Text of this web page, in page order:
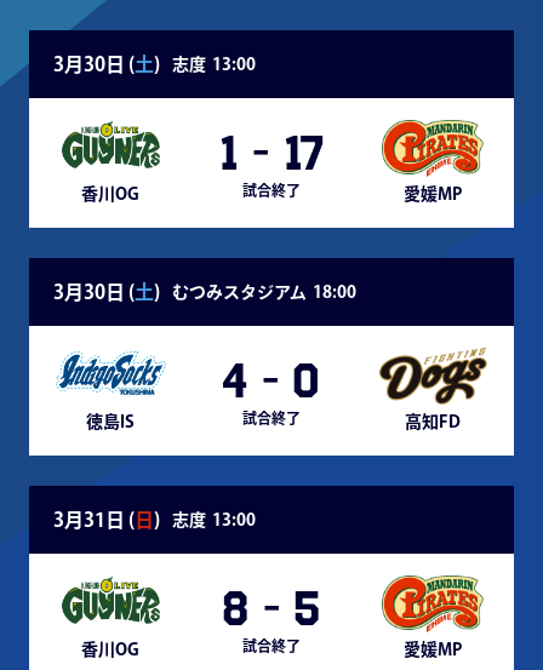
3月30日 (土) 志度 13:00
香川OG
1 - 17
試合終了 愛媛MP
3月30日 (土) むつみスタジアム 18:00
徳島IS
4 - 0
試合終了 高知FD
3月31日 ( 日 ) 志度 13:00
香川OG
8 - 5
試合終了 愛媛MP